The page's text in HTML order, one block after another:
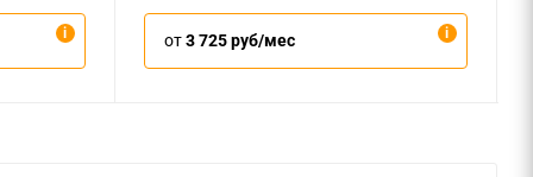
от3 725 руб/мес